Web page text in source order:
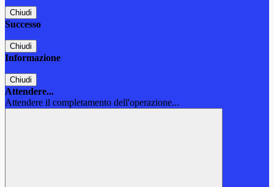
Chiudi
Successo
Chiudi
Informazione
Chiudi
Attendere...
Attendere il completamento dell'operazione...